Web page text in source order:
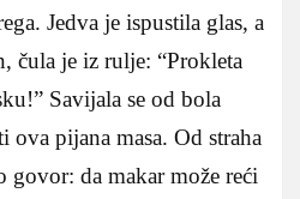
Jedva je ispustila glas, a
čula je iz rulje: “Prokleta
Savijala se od bola
ova pijana masa. Od straha
govor: da makar može reći